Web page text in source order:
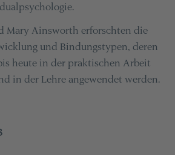
Mary Ainsworth erforschten die
und Bindungstypen, deren
heute in der praktischen Arbeit
in der Lehre angewendet werden.